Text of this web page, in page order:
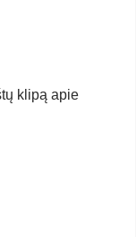
klipą apie